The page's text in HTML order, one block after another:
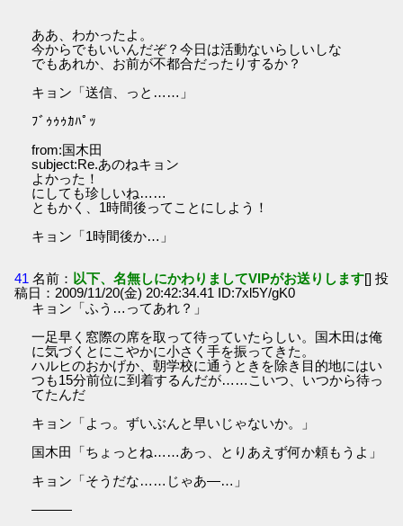
ああ、わかったよ。
今からでもいいんだぞ？今日は活動ないらしいしな
でもあれか、お前が不都合だったりするか？
キョン「送信、っと……」
ﾌﾞｩｩｩｶﾊﾟｯ
from:国木田
subject:Re.あのねキョン
よかった！
にしても珍しいね……
ともかく、1時間後ってことにしよう！
キョン「1時間後か…」
41 名前： 以下、名無しにかわりましてVIPがお送りします[] 投
稿日：2009/11/20(金) 20:42:34.41 ID:7xl5Y/gK0
キョン「ふう…ってあれ？」
一足早く窓際の席を取って待っていたらしい。国木田は俺
に気づくとにこやかに小さく手を振ってきた。
ハルヒのおかげか、朝学校に通うときを除き目的地にはい
つも15分前位に到着するんだが……こいつ、いつから待っ
てたんだ
キョン「よっ。ずいぶんと早いじゃないか。」
国木田「ちょっとね……あっ、とりあえず何か頼もうよ」
キョン「そうだな……じゃあ―…」
―――